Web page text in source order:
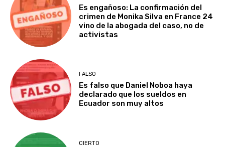
Es engañoso: La confirmación del
crimen de Monika Silva en France 24
vino de la abogada del caso, no de
activistas
FALSO
Es falso que Daniel Noboa haya
declarado que los sueldos en
Ecuador son muy altos
CIERTO